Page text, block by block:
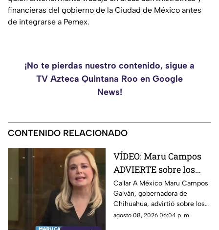
financieras del gobierno de la Ciudad de México antes
de integrarse a Pemex.
¡No te pierdas nuestro contenido, sigue a
TV Azteca Quintana Roo en Google
News!
CONTENIDO RELACIONADO
VÍDEO: Maru Campos
ADVIERTE sobre los
RIESGOS de los nuevos
lineamientos
propuestos por el
Gobierno
Callar A México Maru Campos
Galván, gobernadora de
Chihuahua, advirtió sobre los
riesgos que podrían
agosto 08, 2026 06:04 p. m.